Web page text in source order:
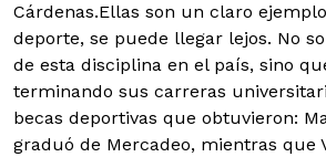
Cárdenas.Ellas son un claro
deporte, se puede llegar lejos. No
de esta disciplina en el país, sino
terminando sus carreras
becas deportivas que obtuvieron:
graduó de Mercadeo, mientras que